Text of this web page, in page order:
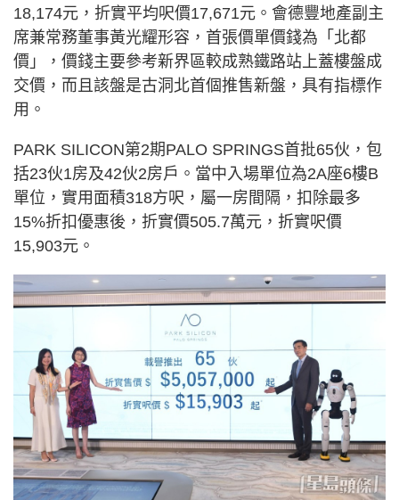
18,174元，折實平均呎價17,671元。會德豐地產副主
席兼常務董事黃光耀形容，首張價單價錢為「北都
價」，價錢主要參考新界區較成熟鐵路站上蓋樓盤成
交價，而且該盤是古洞北首個推售新盤，具有指標作
用。
PARK SILICON第2期PALO SPRINGS首批65伙，包
括23伙1房及42伙2房戶。當中入場單位為2A座6樓B
單位，實用面積318方呎，屬一房間隔，扣除最多
15%折扣優惠後，折實價505.7萬元，折實呎價
15,903元。